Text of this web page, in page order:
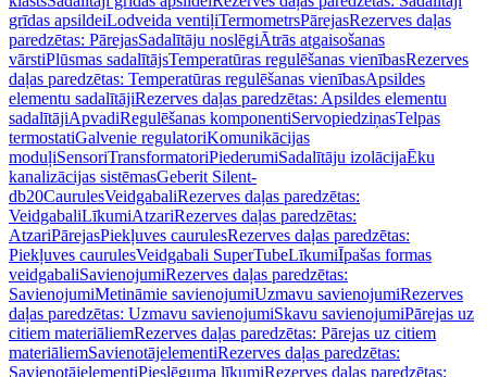
grīdas apsildeiLodveida ventiļiTermometrsPārejasRezerves daļas
paredzētas: PārejasSadalītāju noslēgiĀtrās atgaisošanas
vārstiPlūsmas sadalītājsTemperatūras regulēšanas vienībasRezerves
daļas paredzētas: Temperatūras regulēšanas vienībasApsildes
elementu sadalītājiRezerves daļas paredzētas: Apsildes elementu
sadalītājiApvadiRegulēšanas komponentiServopiedziņasTelpas
termostatiGalvenie regulatoriKomunikācijas
moduļiSensoriTransformatoriPiederumiSadalītāju izolācijaĒku
kanalizācijas sistēmasGeberit Silent-
db20CaurulesVeidgabaliRezerves daļas paredzētas:
VeidgabaliLīkumiAtzariRezerves daļas paredzētas:
AtzariPārejasPiekļuves caurulesRezerves daļas paredzētas:
Piekļuves caurulesVeidgabali SuperTubeLīkumiĪpašas formas
veidgabaliSavienojumiRezerves daļas paredzētas:
SavienojumiMetināmie savienojumiUzmavu savienojumiRezerves
daļas paredzētas: Uzmavu savienojumiSkavu savienojumiPārejas uz
citiem materiāliemRezerves daļas paredzētas: Pārejas uz citiem
materiāliemSavienotājelementiRezerves daļas paredzētas:
SavienotājelementiPieslēguma līkumiRezerves daļas paredzētas: